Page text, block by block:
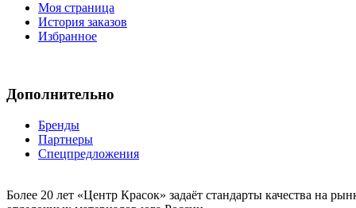
Моя страница
История заказов
Избранное
Дополнительно
Бренды
Партнеры
Спецпредложения
Более 20 лет «Центр Красок» задаёт стандарты качества на